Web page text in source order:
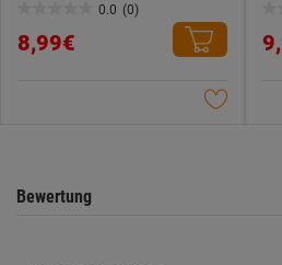
0.0 (0)
von
8,99€
Bewertung